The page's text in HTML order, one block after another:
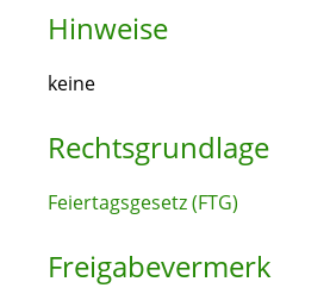
Hinweise
keine
Rechtsgrundlage
Feiertagsgesetz (FTG)
Freigabevermerk